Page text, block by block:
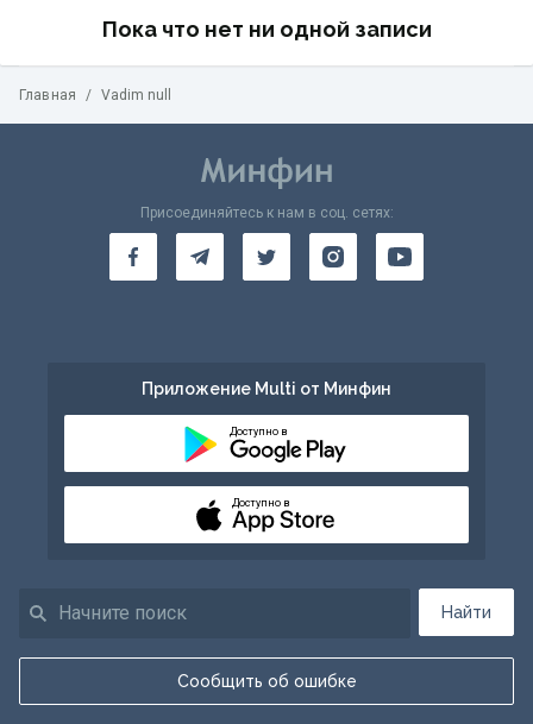
Пока что нет ни одной записи
Главная / Vadim null
Найти
Сообщить об ошибке
Присоединяйтесь к нам в соц. сетях:
Приложение Multi от Минфин
Доступно в
Доступно в